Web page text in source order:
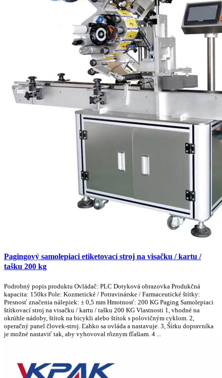
Pagingový samolepiaci etiketovací stroj na visačku / kartu /
tašku 200 kg
Podrobný popis produktu Ovládač: PLC Dotyková obrazovka Produkčná
kapacita: 150ks Pole: Kozmetické / Potravinárske / Farmaceutické štítky:
Presnosť značenia nálepiek: ± 0,5 mm Hmotnosť: 200 KG Paging Samolepiaci
štítkovací stroj na visačku / kartu / tašku 200 KG Vlastnosti 1, vhodné na
okrúhle nádoby, štítok na bicykli alebo štítok s polovičným cyklom. 2,
operačný panel človek-stroj. Ľahko sa ovláda a nastavuje. 3, Šírku dopravníka
je možné nastaviť tak, aby vyhovoval rôznym fľašiam. 4 ...